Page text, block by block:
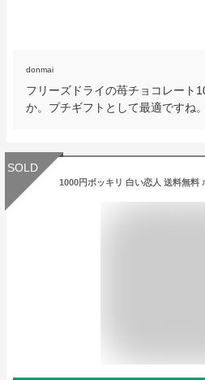
donmai
フリーズドライの苺チョコレート
か。プチギフトとして最適ですね。
SOLD